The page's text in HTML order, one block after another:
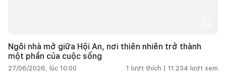
Ngôi nhà mở giữa Hội An, nơi thiên nhiên trở thành
một phần của cuộc sống
27/06/2026, lúc 10:00 1 lượt thích | 11.234 lượt xem